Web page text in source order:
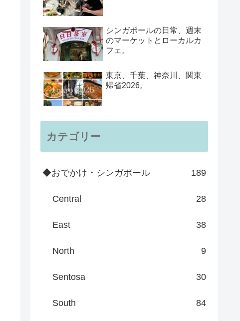
シンガポールの日常、週末
のマーケットとローカルカ
フェ。
東京、千葉、神奈川、関東
帰省2026。
カテゴリー
◆おでかけ・シンガポール 189
Central 28
East 38
North 9
Sentosa 30
South 84